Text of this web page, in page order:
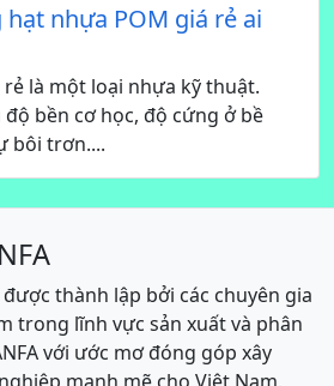
nhựa POM giá rẻ ai
là một loại nhựa kỹ thuật.
bền cơ học, độ cứng ở bề
bôi trơn....
được thành lập bởi các chuyên gia
trong lĩnh vực sản xuất và phân
với ước mơ đóng góp xây